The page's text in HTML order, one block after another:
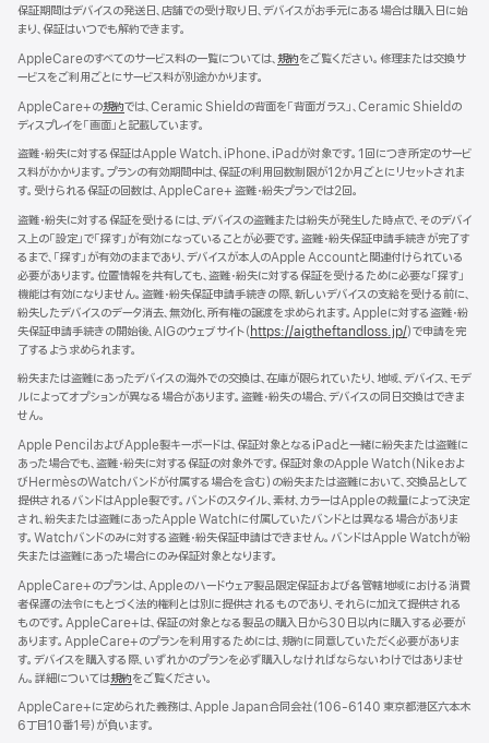
ま
す）
保証期間はデバイスの発送日、店舗での受け取り日、デバイスがお手元にある場合は購入日に始
まり、保証はいつでも解約できます。
AppleCareのすべてのサービス料の一覧については、規約（新
イ
ド
ウ
で
き
ま
す）
をご覧ください。修理または交換サ
ービスをご利用ごとにサービス料が別途かかります。
AppleCare+の規約（新
規
イ
ン
ド
ウ
で
開
き
ま
す）
では、Ceramic Shieldの背面を「背面ガラス」、Ceramic Shieldの
ディスプレイを「画面」と記載しています。
盗難・紛失に対する保証はApple Watch、iPhone、iPadが対象です。1回につき所定のサービ
ス料がかかります。プランの有効期間中は、保証の利用回数制限が12か月ごとにリセットされま
す。受けられる保証の回数は、AppleCare+ 盗難・紛失プランでは2回。
盗難・紛失に対する保証を受けるには、デバイスの盗難または紛失が発生した時点で、そのデバイ
ス上の「設定」で「探す」が有効になっていることが必要です。盗難・紛失保証申請手続きが完了す
るまで、「探す」が有効のままであり、デバイスが本人のApple Accountと関連付けられている
必要があります。位置情報を共有しても、盗難・紛失に対する保証を受けるために必要な「探す」
機能は有効になりません。盗難・紛失保証申請手続きの際、新しいデバイスの支給を受ける前に、
紛失したデバイスのデータ消去、無効化、所有権の譲渡を求められます。Appleに対する盗難・紛
失保証申請手続きの開始後、AIGのウェブサイト（https://aigtheftandloss.jp/）で申請を完
了するよう求められます。
紛失または盗難にあったデバイスの海外での交換は、在庫が限られていたり、地域、デバイス、モデ
ルによってオプションが異なる場合があります。盗難・紛失の場合、デバイスの同日交換はできま
せん。
Apple PencilおよびApple製キーボードは、保証対象となるiPadと一緒に紛失または盗難に
あった場合でも、盗難・紛失に対する保証の対象外です。保証対象のApple Watch（Nikeおよ
びHermèsのWatchバンドが付属する場合を含む）の紛失または盗難において、交換品として
提供されるバンドはApple製です。バンドのスタイル、素材、カラーはAppleの裁量によって決定
され、紛失または盗難にあったApple Watchに付属していたバンドとは異なる場合がありま
す。Watchバンドのみに対する盗難・紛失保証申請はできません。バンドはApple Watchが紛
失または盗難にあった場合にのみ保証対象となります。
AppleCare+のプランは、Appleのハードウェア製品限定保証および各管轄地域における消費
者保護の法令にもとづく法的権利とは別に提供されるものであり、それらに加えて提供される
ものです。AppleCare+は、保証の対象となる製品の購入日から30日以内に購入する必要が
あります。AppleCare+のプランを利用するためには、規約に同意していただく必要がありま
す。デバイスを購入する際、いずれかのプランを必ず購入しなければならないわけではありませ
ん。詳細については規約（新
ウ
イ
をご覧ください。
AppleCare+に定められた義務は、Apple Japan合同会社（106-6140 東京都港区六本木
6丁目10番1号）が負いま す 。